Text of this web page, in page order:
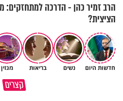
הרב זמיר כהן - הדרכה למתחזקים:
הציצית?
חדשות היום נשים בריאות מגזין
קצרים
תעשה עם האהבת השם שלך